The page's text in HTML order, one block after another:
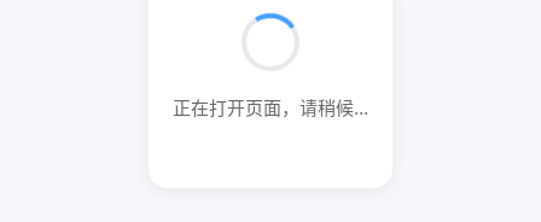
正在打开页面，请稍候...